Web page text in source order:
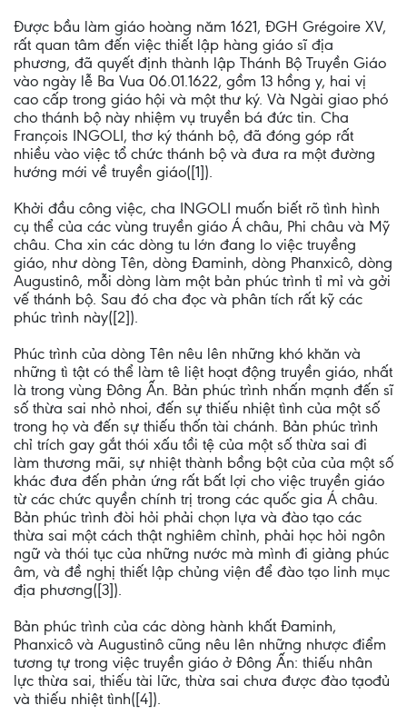
Ðược bầu làm giáo hoàng năm 1621, ÐGH Grégoire XV,
rất quan tâm đến việc thiết lập hàng giáo sĩ địa
phương, đã quyết định thành lập Thánh Bộ Truyền Giáo
vào ngày lễ Ba Vua 06.01.1622, gồm 13 hồng y, hai vị
cao cấp trong giáo hội và một thư ký. Và Ngài giao phó
cho thánh bộ này nhiệm vụ truyền bá đức tin. Cha
François INGOLI, thơ ký thánh bộ, đã đóng góp rất
nhiều vào việc tổ chức thánh bộ và đưa ra một đường
hướng mới về truyền giáo([1]).
Khởi đầu công việc, cha INGOLI muốn biết rõ tình hình
cụ thể của các vùng truyền giáo Á châu, Phi châu và Mỹ
châu. Cha xin các dòng tu lớn đang lo việc truyềng
giáo, như dòng Tên, dòng Ðaminh, dòng Phanxicô, dòng
Augustinô, mỗi dòng làm một bản phúc trình tỉ mỉ và gởi
vế thánh bộ. Sau đó cha đọc và phân tích rất kỹ các
phúc trình này([2]).
Phúc trình của dòng Tên nêu lên những khó khăn và
những tì tật có thể làm tê liệt hoạt động truyền giáo, nhất
là trong vùng Ðông Ấn. Bản phúc trình nhấn mạnh đến sĩ
số thừa sai nhỏ nhoi, đến sự thiếu nhiệt tình của một số
trong họ và đến sự thiếu thốn tài chánh. Bản phúc trình
chỉ trích gay gắt thói xấu tồi tệ của một số thừa sai đi
làm thương mãi, sự nhiệt thành bồng bột của của một số
khác đưa đến phản ứng rất bất lợi cho việc truyền giáo
từ các chức quyền chính trị trong các quốc gia Á châu.
Bản phúc trình đòi hỏi phải chọn lựa và đào tạo các
thừa sai một cách thật nghiêm chỉnh, phải học hỏi ngôn
ngữ và thói tục của những nước mà mình đi giảng phúc
âm, và đề nghị thiết lập chủng viện để đào tạo linh mục
địa phương([3]).
Bản phúc trình của các dòng hành khất Ðaminh,
Phanxicô và Augustinô cũng nêu lên những nhược điểm
tương tự trong việc truyền giáo ở Ðông Ấn: thiếu nhân
lực thừa sai, thiếu tài lữc, thừa sai chưa được đào tạođủ
và thiếu nhiệt tình([4]).